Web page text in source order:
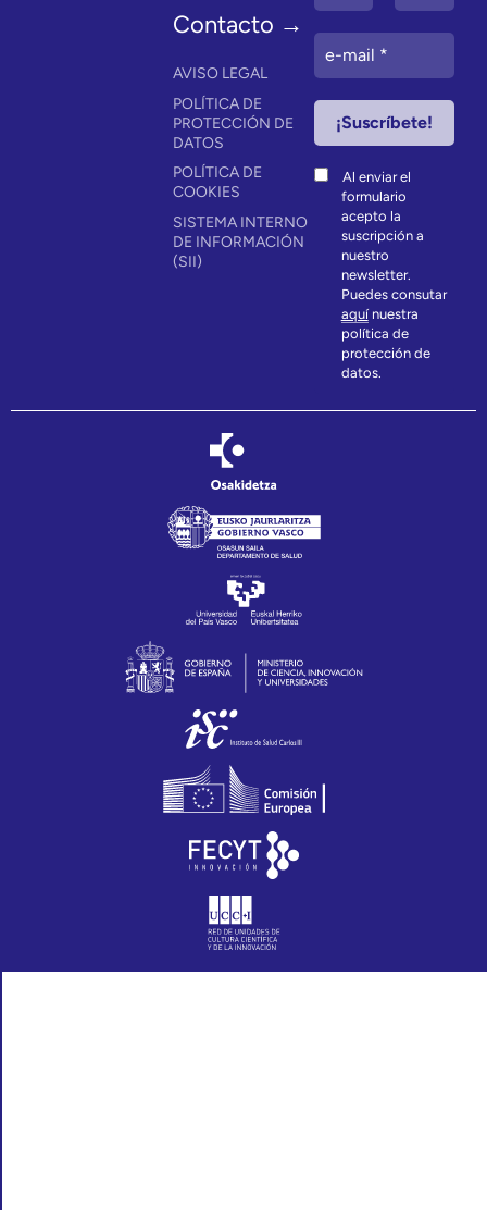
Contacto →
AVISO LEGAL
POLÍTICA DE
PROTECCIÓN DE
DATOS
POLÍTICA DE
COOKIES
SISTEMA INTERNO
DE INFORMACIÓN
(SII)
Al enviar el
formulario
acepto la
suscripción a
nuestro
newsletter.
Puedes consutar
aquínuestra
política de
protección de
datos.